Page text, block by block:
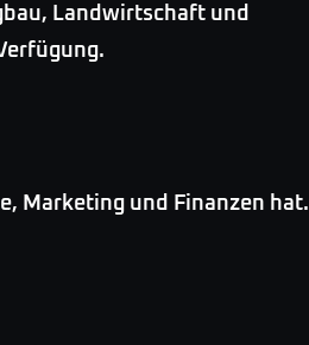
Landwirtschaft und
Marketing und Finanzen hat.